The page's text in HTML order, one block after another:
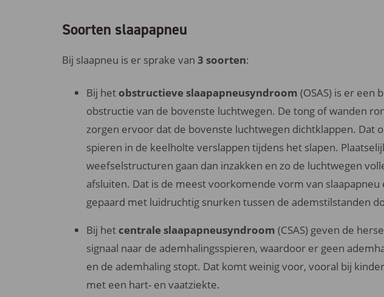
Soorten slaapapneu
Bij slaapneu is er sprake van 3 soorten:
Bij het obstructieve slaapapneusyndroom (OSAS) is er een
obstructie van de bovenste luchtwegen. De tong of wanden
zorgen ervoor dat de bovenste luchtwegen dichtklappen. Dat
spieren in de keelholte verslappen tijdens het slapen.
weefselstructuren gaan dan inzakken en zo de luchtwegen
afsluiten. Dat is de meest voorkomende vorm van slaapapneu
gepaard met luidruchtig snurken tussen de ademstilstanden
Bij het centrale slaapapneusyndroom (CSAS) geven de
signaal naar de ademhalingsspieren, waardoor er geen
en de ademhaling stopt. Dat komt weinig voor, vooral bij
met een hart- en vaatziekte.